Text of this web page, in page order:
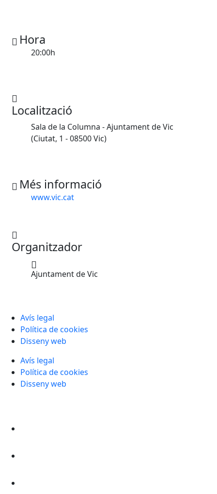
Hora
20:00h
Localització
Sala de la Columna - Ajuntament de Vic
(Ciutat, 1 - 08500 Vic)
Més informació
www.vic.cat
Organitzador
Ajuntament de Vic
Avís legal
Política de cookies
Disseny web
Avís legal
Política de cookies
Disseny web